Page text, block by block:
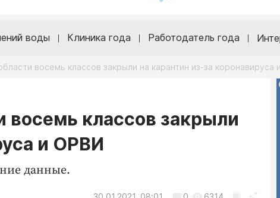
воды Клиника года Работодатель года
восемь классов закрыли на карантин из-за коронавируса
восемь классов закрыли
и ОРВИ
данные.